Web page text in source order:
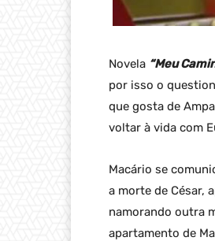
Novela “Meu
por isso o
que gosta de
voltar à vida com
Macário se
a morte de César,
namorando outra
apartamento de